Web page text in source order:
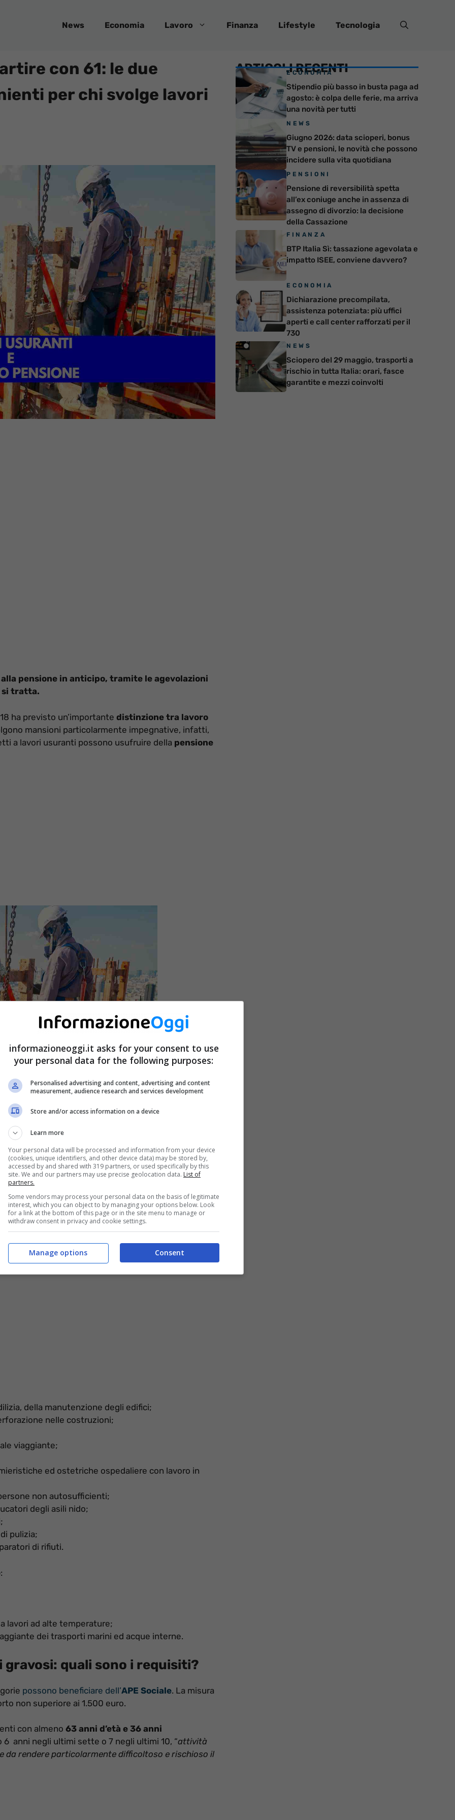
News Economia Lavoro Finanza Lifestyle Tecnologia
con 61: le due
per chi svolge lavori
pensione in anticipo, tramite le agevolazioni
si tratta.
ha previsto un’importante distinzione tra lavoro
mansioni particolarmente impegnative, infatti,
a lavori usuranti possono usufruire della pensione
anagrafico per la pensione di vecchiaia, ossia
almeno 30 anni di contribuzione. Ma cosa
di differenziano?
intende per lavoro gravoso?
. Nello specifico:
della manutenzione degli edifici;
nelle costruzioni;
viaggiante;
ed ostetriche ospedaliere con lavoro in
non autosufficienti;
degli asili nido;
pulizia;
di rifiuti.
:
lavori ad alte temperature;
dei trasporti marini ed acque interne.
quali sono i requisiti?
possono beneficiare dell’APE Sociale. La misura
non superiore ai 1.500 euro.
con almeno 63 anni d’età e 36 anni
6 anni negli ultimi sette o 7 negli ultimi 10, “attività
da rendere particolarmente difficoltoso e rischioso il
ARTICOLI RECENTI
ECONOMIA
Stipendio più basso in busta paga ad
agosto: è colpa delle ferie, ma arriva
una novità per tutti
NEWS
Giugno 2026: data scioperi, bonus
TV e pensioni, le novità che possono
incidere sulla vita quotidiana
PENSIONI
Pensione di reversibilità spetta
all’ex coniuge anche in assenza di
assegno di divorzio: la decisione
della Cassazione
FINANZA
BTP Italia Sì: tassazione agevolata e
impatto ISEE, conviene davvero?
ECONOMIA
Dichiarazione precompilata,
assistenza potenziata: più uffici
aperti e call center rafforzati per il
730
NEWS
Sciopero del 29 maggio, trasporti a
rischio in tutta Italia: orari, fasce
garantite e mezzi coinvolti
informazioneoggi.it asks for your consent to use
your personal data for the following purposes:
Personalised advertising and content, advertising and content
measurement, audience research and services development
Store and/or access information on a device
Learn more
Your personal data will be processed and information from your device
(cookies, unique identifiers, and other device data) may be stored by,
accessed by and shared with 319 partners, or used specifically by this
site. We and our partners may use precise geolocation data. List of
partners.
Some vendors may process your personal data on the basis of legitimate
interest, which you can object to by managing your options below. Look
for a link at the bottom of this page or in the site menu to manage or
withdraw consent in privacy and cookie settings.
Consent
Manage options